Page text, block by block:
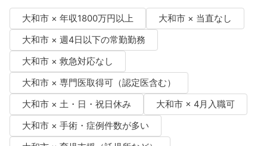
大和市 × 年収1800万円以上
大和市 × 当直なし
大和市 × 週4日以下の常勤勤務
大和市 × 救急対応なし
大和市 × 専門医取得可（認定医含む）
大和市 × 土・日・祝日休み
大和市 × 4月入職可
大和市 × 手術・症例件数が多い